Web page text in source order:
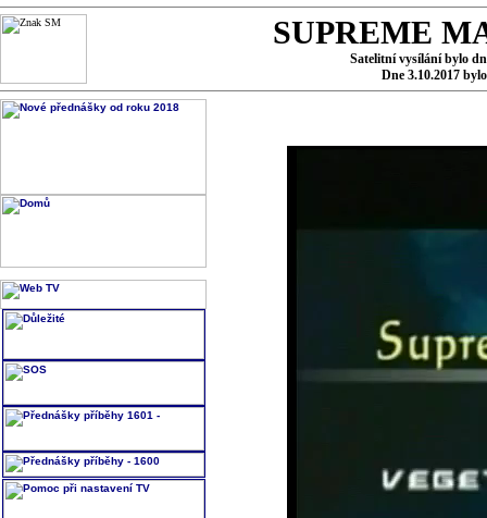
SUPREME
Satelitní vysílání bylo
Dne 3.10.2017